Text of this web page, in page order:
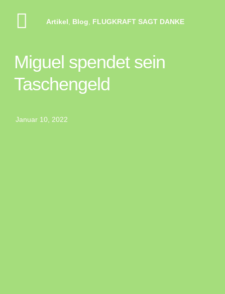
Artikel Blog FLUGKRAFT SAGT DANKE
Miguel spendet sein
Taschengeld
Januar 10, 2022